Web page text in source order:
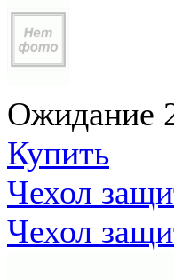
Ожидание
Купить
Чехол
Чехол